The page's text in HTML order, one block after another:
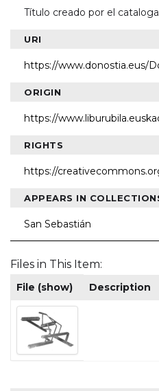
Título creado por el
URI
https://www.donostia.eus/
ORIGIN
https://
RIGHTS
https://
APPEARS IN
San Sebastián
Files in This Item:
File (show) Description